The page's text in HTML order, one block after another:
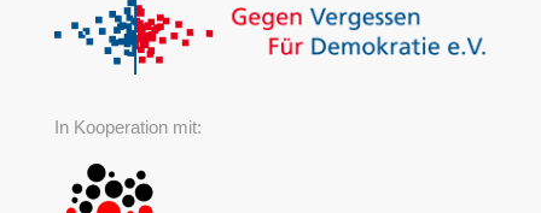
In Kooperation mit: